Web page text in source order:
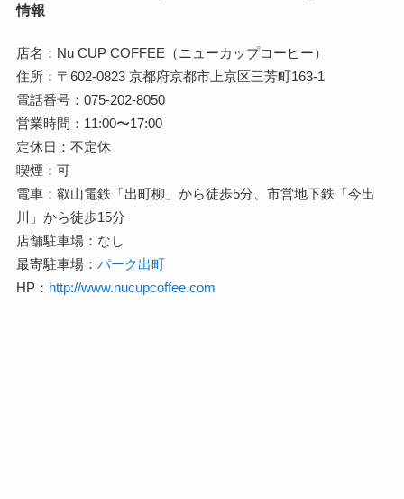
情報
店名：Nu CUP COFFEE（ニューカップコーヒー）
住所：〒602-0823 京都府京都市上京区三芳町163-1
電話番号：075-202-8050
営業時間：11:00〜17:00
定休日：不定休
喫煙：可
電車：叡山電鉄「出町柳」から徒歩5分、市営地下鉄「今出
川」から徒歩15分
店舗駐車場：なし
最寄駐車場： パーク出町
HP： http://www.nucupcoffee.com